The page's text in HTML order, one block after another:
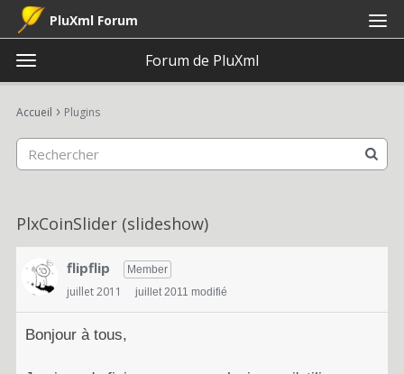
PluXml Forum
t
g
e
n
u
Forum de PluXml
Catégories
Discussions
Activité
Connexion
Accueil › Plugins
PlxCoinSlider (slideshow)
flipflip Member
juillet 2011 juillet 2011 modifié
Bonjour à tous,